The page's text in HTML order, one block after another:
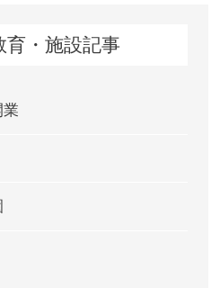
・施設記事